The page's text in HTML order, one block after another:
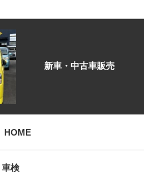
新車・中古車販売
HOME
車検